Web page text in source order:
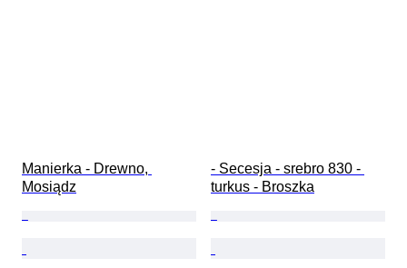
Manierka - Drewno,
Mosiądz
- Secesja - srebro 830 -
turkus - Broszka